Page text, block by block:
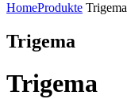
HomeProdukte Trigema
Trigema
Trigema